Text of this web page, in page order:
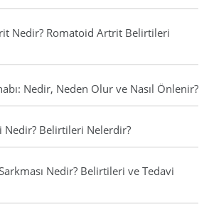
Nedir? Romatoid Artrit Belirtileri
Nedir, Neden Olur ve Nasıl Önlenir?
Nedir? Belirtileri Nelerdir?
Nedir? Belirtileri ve Tedavi